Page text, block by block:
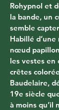
Rohypnol et
la bande, un
semble
Habillé
nœud
les vestes en
crêtes
Baudelaire,
19e siècle
à moins qu’il